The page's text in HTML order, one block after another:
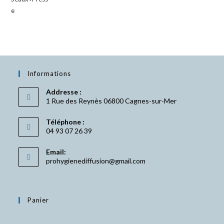
Informations
Addresse :
1 Rue des Reynès 06800 Cagnes-sur-Mer
Téléphone :
04 93 07 26 39
Email:
prohygienediffusion@gmail.com
Panier